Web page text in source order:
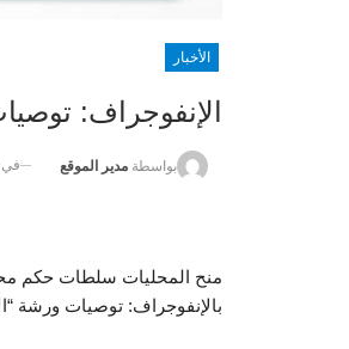
الأخبار
الإنفوجراف:
بواسطة مدير الموقع في
منح المحليات سلطات حكم
بالإنفوجراف: توصيات ورشة